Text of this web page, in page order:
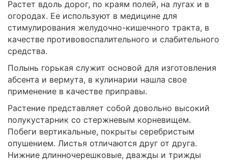
Растет вдоль дорог, по краям полей, на лугах и в
огородах. Ее используют в медицине для
стимулирования желудочно-кишечного тракта, в
качестве противовоспалительного и слабительного
средства.
Полынь горькая служит основой для изготовления
абсента и вермута, в кулинарии нашла свое
применение в качестве приправы.
Растение представляет собой довольно высокий
полукустарник со стержневым корневищем.
Побеги вертикальные, покрыты серебристым
опушением. Листья отличаются друг от друга.
Нижние длинночерешковые, дважды и трижды